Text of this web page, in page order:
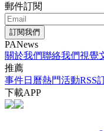
郵件訂閱
訂閱我們
PANews
關於我們聯絡我們視覺
推薦
事件日曆熱門活動RSS
下載APP